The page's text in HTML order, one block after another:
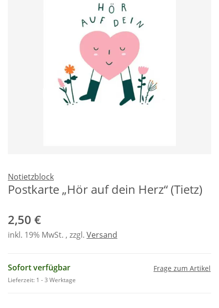
Notietzblock
Postkarte „Hör auf dein Herz“ (Tietz)
2,50 €
inkl. 19% MwSt. , zzgl. Versand
Sofort verfügbar
Lieferzeit: 1 - 3 Werktage
Frage zum Artikel